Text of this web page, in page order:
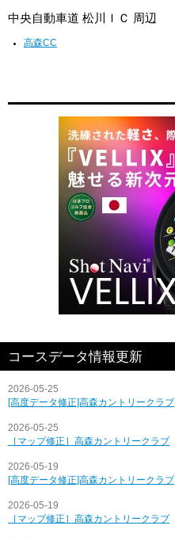
中央自動車道 松川ＩＣ 周辺
高森CC
コースデータ情報更新
2026-05-25
[高度データ修正]高森カントリークラブ
2026-05-25
［マップ修正］高森カントリークラブ
2026-05-19
[高度データ修正]高森カントリークラブ
2026-05-19
［マップ修正］高森カントリークラブ